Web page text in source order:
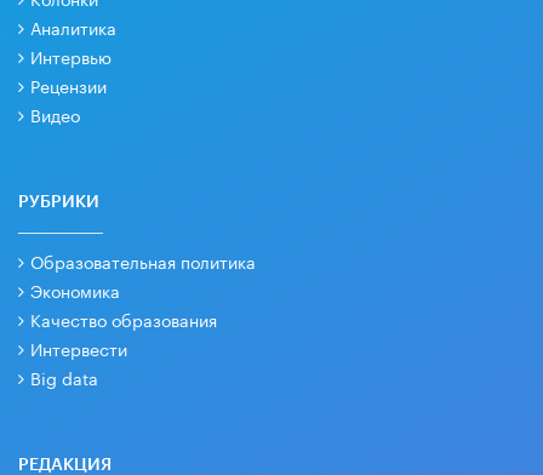
Аналитика
Интервью
Рецензии
Видео
РУБРИКИ
Образовательная политика
Экономика
Качество образования
Интервести
Big data
РЕДАКЦИЯ